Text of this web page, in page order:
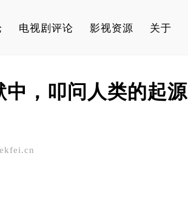
电视剧评论 影视资源 关于
中，叩问人类的起源